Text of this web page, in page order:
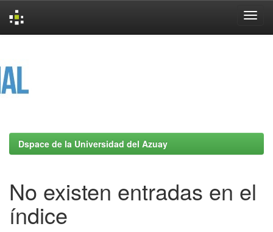
Dspace de la Universidad del Azuay
No existen entradas en el
índice